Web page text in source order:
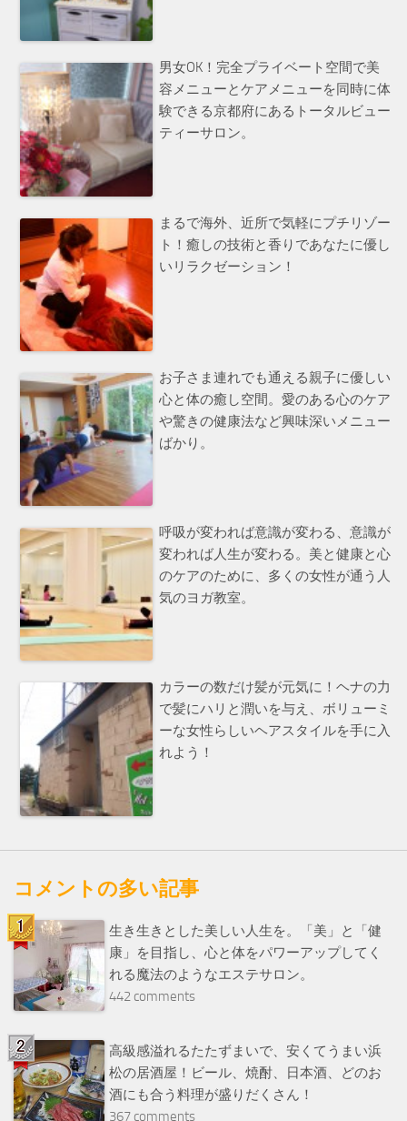
男女OK！完全プライベート空間で美
容メニューとケアメニューを同時に体
験できる京都府にあるトータルビュー
ティーサロン。
まるで海外、近所で気軽にプチリゾー
ト！癒しの技術と香りであなたに優し
いリラクゼーション！
お子さま連れでも通える親子に優しい
心と体の癒し空間。愛のある心のケア
や驚きの健康法など興味深いメニュー
ばかり。
呼吸が変われば意識が変わる、意識が
変われば人生が変わる。美と健康と心
のケアのために、多くの女性が通う人
気のヨガ教室。
カラーの数だけ髪が元気に！ヘナの力
で髪にハリと潤いを与え、ボリューミ
ーな女性らしいヘアスタイルを手に入
れよう！
コメントの多い記事
生き生きとした美しい人生を。「美」と「健
康」を目指し、心と体をパワーアップしてく
れる魔法のようなエステサロン。
442 comments
高級感溢れるたたずまいで、安くてうまい浜
松の居酒屋！ビール、焼酎、日本酒、どのお
酒にも合う料理が盛りだくさん！
367 comments